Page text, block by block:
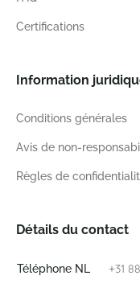
Certifications
Information
Conditions générales
Avis de non-
Règles de
Détails du contact
Téléphone NL +31